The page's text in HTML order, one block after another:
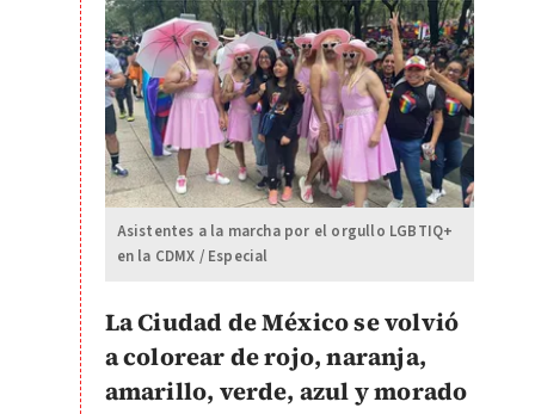
Asistentes a la marcha por el orgullo LGBTIQ+
en la CDMX / Especial
La Ciudad de México se volvió
a colorear de rojo, naranja,
amarillo, verde, azul y morado